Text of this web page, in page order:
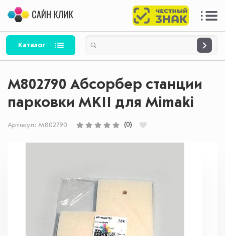
Каталог
M802790 Абсорбер станции
парковки MKII для Mimaki
Артикул: M802790 (0)